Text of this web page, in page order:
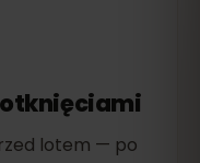
lotem — po